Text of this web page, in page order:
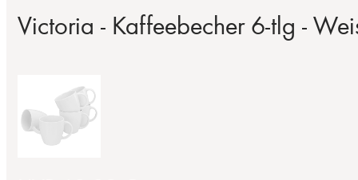
Victoria - Kaffeebecher 6-tlg -